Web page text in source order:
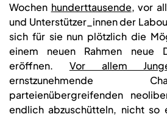
Wochen hunderttausende, vor
und Unterstützer_innen der
sich für sie nun plötzlich die
einem neuen Rahmen neue
eröffnen. Vor allem
ernstzunehmende
parteienübergreifenden
endlich abzuschütteln, nicht so